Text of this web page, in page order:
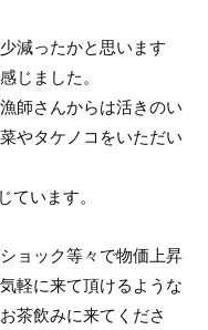
減ったかと思います
じました。
師さんからは活きのい
やタケノコをいただい
います。
ョック等々で物価上昇
軽に来て頂けるような
茶飲みに来てくださ